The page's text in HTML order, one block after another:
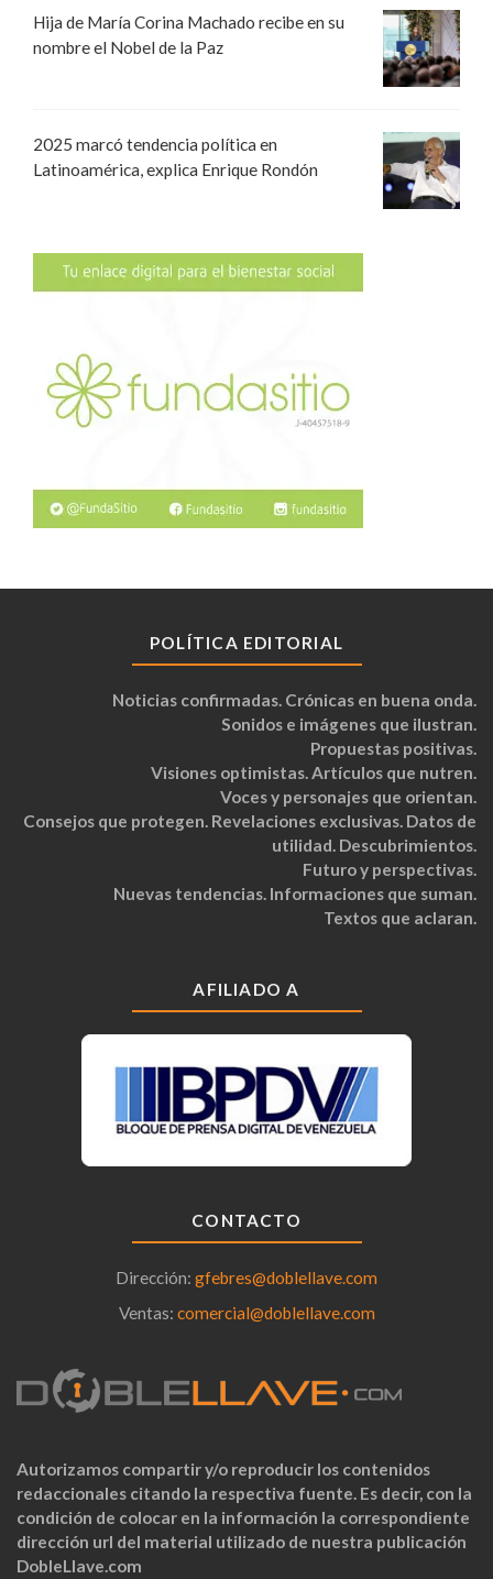
Hija de María Corina Machado recibe en su
nombre el Nobel de la Paz
2025 marcó tendencia política en
Latinoamérica, explica Enrique Rondón
POLÍTICA EDITORIAL
Noticias confirmadas. Crónicas en buena onda.
Sonidos e imágenes que ilustran.
Propuestas positivas.
Visiones optimistas. Artículos que nutren.
Voces y personajes que orientan.
Consejos que protegen. Revelaciones exclusivas. Datos de
utilidad. Descubrimientos.
Futuro y perspectivas.
Nuevas tendencias. Informaciones que suman.
Textos que aclaran.
AFILIADO A
CONTACTO
Dirección: gfebres@doblellave.com
Ventas: comercial@doblellave.com
Autorizamos compartir y/o reproducir los contenidos
redaccionales citando la respectiva fuente. Es decir, con la
condición de colocar en la información la correspondiente
dirección url del material utilizado de nuestra publicación
DobleLlave.com